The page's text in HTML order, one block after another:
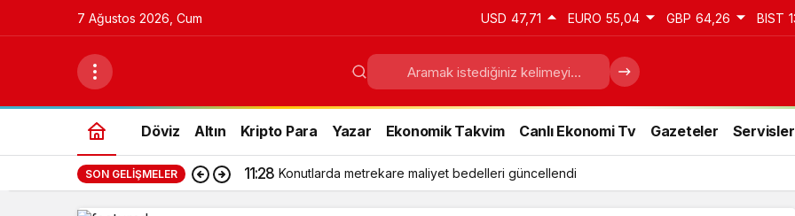
7 Ağustos 2026, Cum USD 47,71 EURO 55,04 GBP 64,26 BIST
Döviz Altın Kripto Para Yazar Ekonomik Takvim Canlı Ekonomi Tv Gazeteler Servisler
SON GELIŞMELER 11:28 Konutlarda metrekare maliyet bedelleri güncellendi